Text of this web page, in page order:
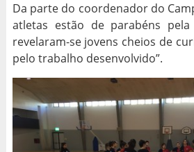
Da parte do coordenador do
atletas estão de parabéns pela
revelaram-se jovens cheios de
pelo trabalho desenvolvido”.